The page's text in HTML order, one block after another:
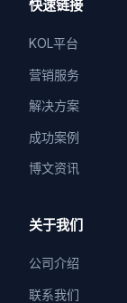
快速链接
KOL平台
营销服务
解决方案
成功案例
博文资讯
关于我们
公司介绍
联系我们